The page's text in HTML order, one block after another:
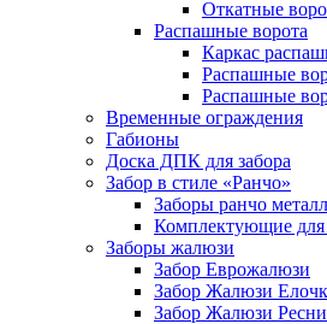
Откатные
Распашные ворота
Каркас
Распашные
Распашные
Временные ограждения
Габионы
Доска ДПК для забора
Забор в стиле «Ранчо»
Заборы ранчо
Комплектующие для
Заборы жалюзи
Забор Еврожалюзи
Забор Жалюзи
Забор Жалюзи